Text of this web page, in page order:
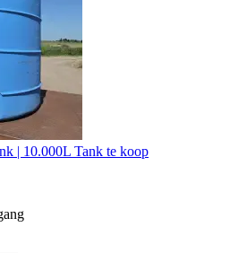
| 10.000L Tank te koop